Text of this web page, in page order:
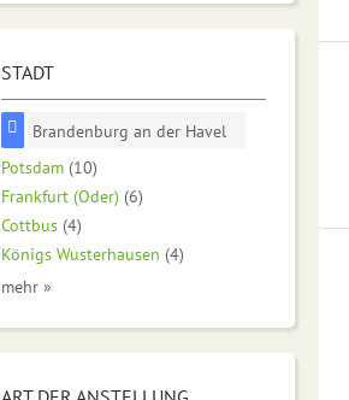
STADT
Brandenburg an der Havel
Potsdam (10)
Frankfurt (Oder) (6)
Cottbus (4)
Königs Wusterhausen (4)
mehr »